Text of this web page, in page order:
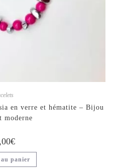
en verre et hématite – Bijou
moderne
€
panier